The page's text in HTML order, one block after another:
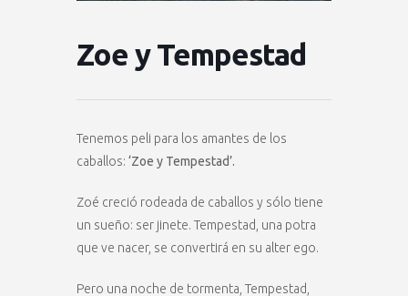
Zoe y Tempestad
Tenemos peli para los amantes de los
caballos: ‘Zoe y Tempestad’.
Zoé creció rodeada de caballos y sólo tiene
un sueño: ser jinete. Tempestad, una potra
que ve nacer, se convertirá en su alter ego.
Pero una noche de tormenta, Tempestad,